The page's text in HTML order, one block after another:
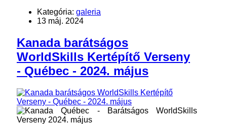
Kategória: galeria
13 máj. 2024
Kanada barátságos
WorldSkills Kertépítő Verseny
- Québec - 2024. május